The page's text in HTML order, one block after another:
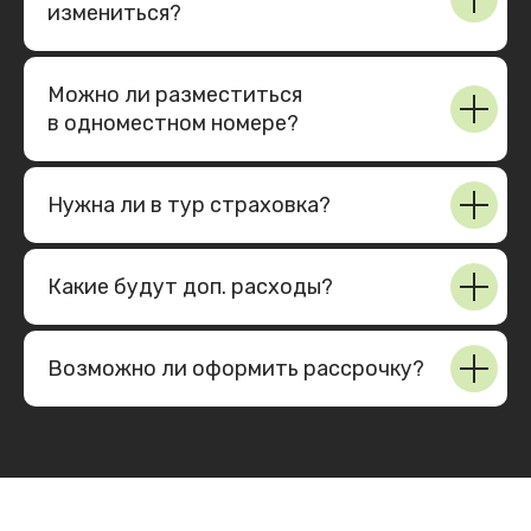
измениться?
Можно ли разместиться
в одномеcтном номере?
Нужна ли в тур страховка?
Какие будут доп. расходы?
Возможно ли оформить рассрочку?
comeon.travel
+7 (999) 415-63-00
+7 (999) 415-63-00
мессенджер или позвоните:
Главная Автобусные туры